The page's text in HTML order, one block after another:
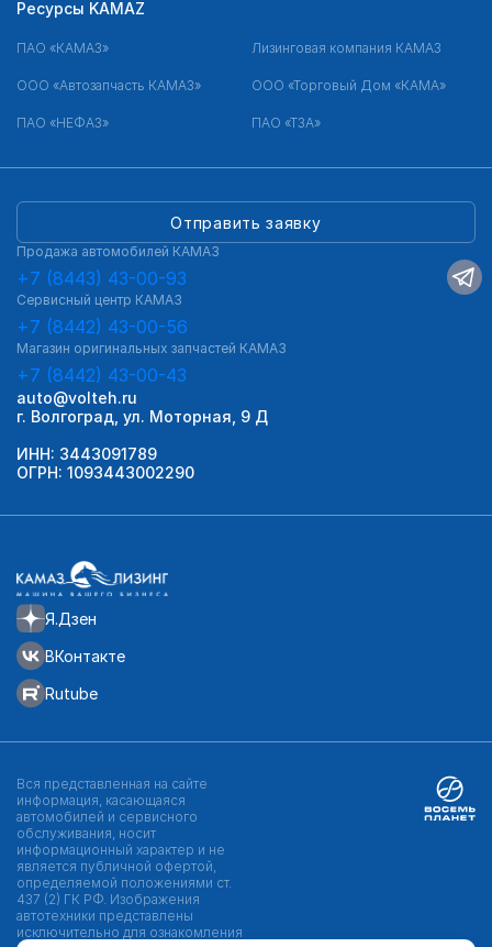
Я.Дзен
ВКонтакте
Rutube
Отправить заявку
Продажа автомобилей КАМАЗ
+7 (8443) 43-00-93
Сервисный центр КАМАЗ
+7 (8442) 43-00-56
Магазин оригинальных запчастей КАМАЗ
+7 (8442) 43-00-43
auto@volteh.ru
г. Волгоград, ул. Моторная, 9 Д
ИНН: 3443091789
ОГРН: 1093443002290
Ресурсы KAMAZ
ПАО «КАМАЗ» Лизинговая компания КАМАЗ
ООО «Автозапчасть КАМАЗ» ООО «Торговый Дом «КАМА»
ПАО «НЕФАЗ» ПАО «ТЗА»
Вся представленная на сайте
информация, касающаяся
автомобилей и сервисного
обслуживания, носит
информационный характер и не
является публичной офертой,
определяемой положениями ст.
437 (2) ГК РФ. Изображения
автотехники представлены
исключительно для ознакомления